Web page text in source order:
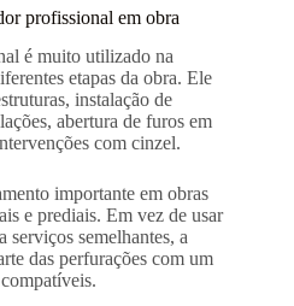
profissional em obra
é muito utilizado na
etapas da obra. Ele
instalação de
abertura de furos em
com cinzel.
importante em obras
e prediais. Em vez de usar
serviços semelhantes, a
das perfurações com um